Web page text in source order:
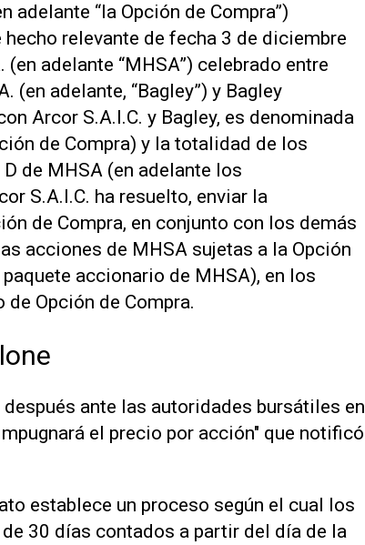
adelante “la Opción de Compra”)
relevante de fecha 3 de diciembre
adelante “MHSA”) celebrado entre
(en adelante, “Bagley”) y Bagley
Arcor S.A.I.C. y Bagley, es denominada
de Compra) y la totalidad de los
de MHSA (en adelante los
S.A.I.C. ha resuelto, enviar la
de Compra, en conjunto con los demás
acciones de MHSA sujetas a la Opción
accionario de MHSA), en los
Opción de Compra.
ante las autoridades bursátiles en
el precio por acción" que notificó
establece un proceso según el cual los
30 días contados a partir del día de la